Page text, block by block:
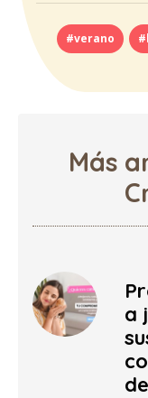
#verano
Más
a